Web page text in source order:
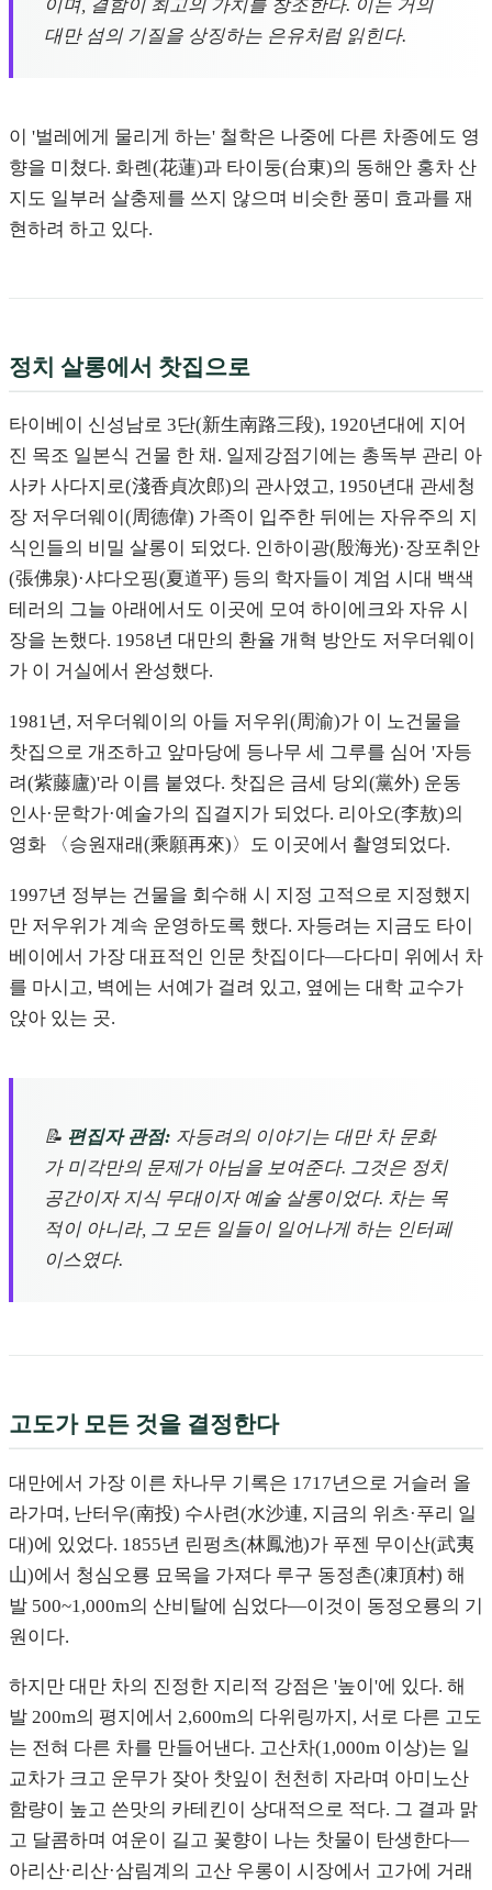
이며, 결함이 최고의 가치를 창조한다. 이는 거의
대만 섬의 기질을 상징하는 은유처럼 읽힌다.
이 '벌레에게 물리게 하는' 철학은 나중에 다른 차종에도 영
향을 미쳤다. 화롄(花蓮)과 타이둥(台東)의 동해안 홍차 산
지도 일부러 살충제를 쓰지 않으며 비슷한 풍미 효과를 재
현하려 하고 있다.
정치 살롱에서 찻집으로
타이베이 신성남로 3단(新生南路三段), 1920년대에 지어
진 목조 일본식 건물 한 채. 일제강점기에는 총독부 관리 아
사카 사다지로(淺香貞次郎)의 관사였고, 1950년대 관세청
장 저우더웨이(周德偉) 가족이 입주한 뒤에는 자유주의 지
식인들의 비밀 살롱이 되었다. 인하이광(殷海光)·장포취안
(張佛泉)·샤다오핑(夏道平) 등의 학자들이 계엄 시대 백색
테러의 그늘 아래에서도 이곳에 모여 하이에크와 자유 시
장을 논했다. 1958년 대만의 환율 개혁 방안도 저우더웨이
가 이 거실에서 완성했다.
1981년, 저우더웨이의 아들 저우위(周渝)가 이 노건물을
찻집으로 개조하고 앞마당에 등나무 세 그루를 심어 '자등
려(紫藤廬)'라 이름 붙였다. 찻집은 금세 당외(黨外) 운동
인사·문학가·예술가의 집결지가 되었다. 리아오(李敖)의
영화 〈승원재래(乘願再來)〉도 이곳에서 촬영되었다.
1997년 정부는 건물을 회수해 시 지정 고적으로 지정했지
만 저우위가 계속 운영하도록 했다. 자등려는 지금도 타이
베이에서 가장 대표적인 인문 찻집이다—다다미 위에서 차
를 마시고, 벽에는 서예가 걸려 있고, 옆에는 대학 교수가
앉아 있는 곳.
📝 편집자 관점: 자등려의 이야기는 대만 차 문화
가 미각만의 문제가 아님을 보여준다. 그것은 정치
공간이자 지식 무대이자 예술 살롱이었다. 차는 목
적이 아니라, 그 모든 일들이 일어나게 하는 인터페
이스였다.
고도가 모든 것을 결정한다
대만에서 가장 이른 차나무 기록은 1717년으로 거슬러 올
라가며, 난터우(南投) 수사련(水沙連, 지금의 위츠·푸리 일
대)에 있었다. 1855년 린펑츠(林鳳池)가 푸젠 무이산(武夷
山)에서 청심오룡 묘목을 가져다 루구 동정촌(凍頂村) 해
발 500~1,000m의 산비탈에 심었다—이것이 동정오룡의 기
원이다.
하지만 대만 차의 진정한 지리적 강점은 '높이'에 있다. 해
발 200m의 평지에서 2,600m의 다위링까지, 서로 다른 고도
는 전혀 다른 차를 만들어낸다. 고산차(1,000m 이상)는 일
교차가 크고 운무가 잦아 찻잎이 천천히 자라며 아미노산
함량이 높고 쓴맛의 카테킨이 상대적으로 적다. 그 결과 맑
고 달콤하며 여운이 길고 꽃향이 나는 찻물이 탄생한다—
아리산·리산·삼림계의 고산 우롱이 시장에서 고가에 거래